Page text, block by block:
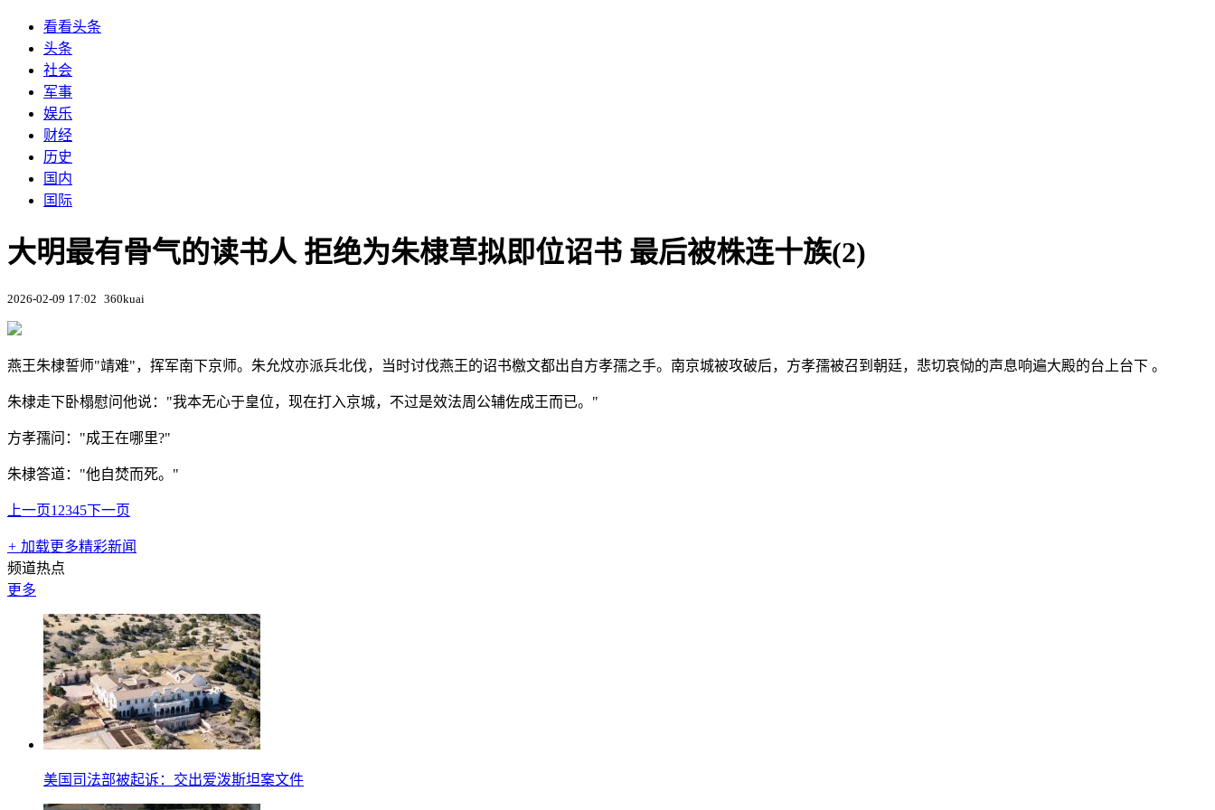
看看头条
头条
社会
军事
娱乐
财经
历史
国内
国际
大明最有骨气的读书人 拒绝为朱棣草拟即位诏书 最后被株连十族(2)
2026-02-09 17:02 360kuai
燕王朱棣誓师"靖难"，挥军南下京师。朱允炆亦派兵北伐，当时讨伐燕王的诏书檄文都出自方孝孺之手。南京城被攻破后，方孝孺被召到朝廷，悲切哀恸的声息响遍大殿的台上台下 。
朱棣走下卧榻慰问他说："我本无心于皇位，现在打入京城，不过是效法周公辅佐成王而已。"
方孝孺问："成王在哪里?"
朱棣答道："他自焚而死。"
上一页1 2345下一页
+ 加载更多精彩新闻
频道热点
更多
美国司法部被起诉：交出爱泼斯坦案文件